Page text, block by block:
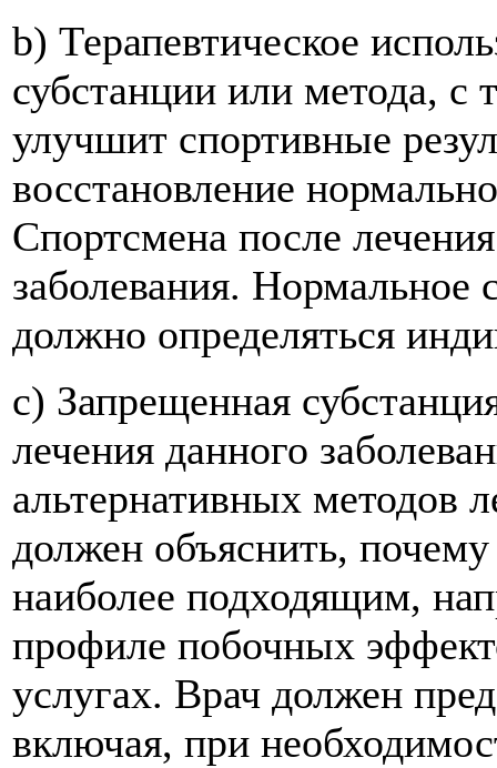
b) Терапевтическое
субстанции или метода, с
улучшит спортивные
восстановление
Спортсмена после
заболевания. Нормальное
должно определяться
c) Запрещенная
лечения данного
альтернативных методов
должен объяснить,
наиболее подходящим,
профиле побочных
услугах. Врач должен
включая, при